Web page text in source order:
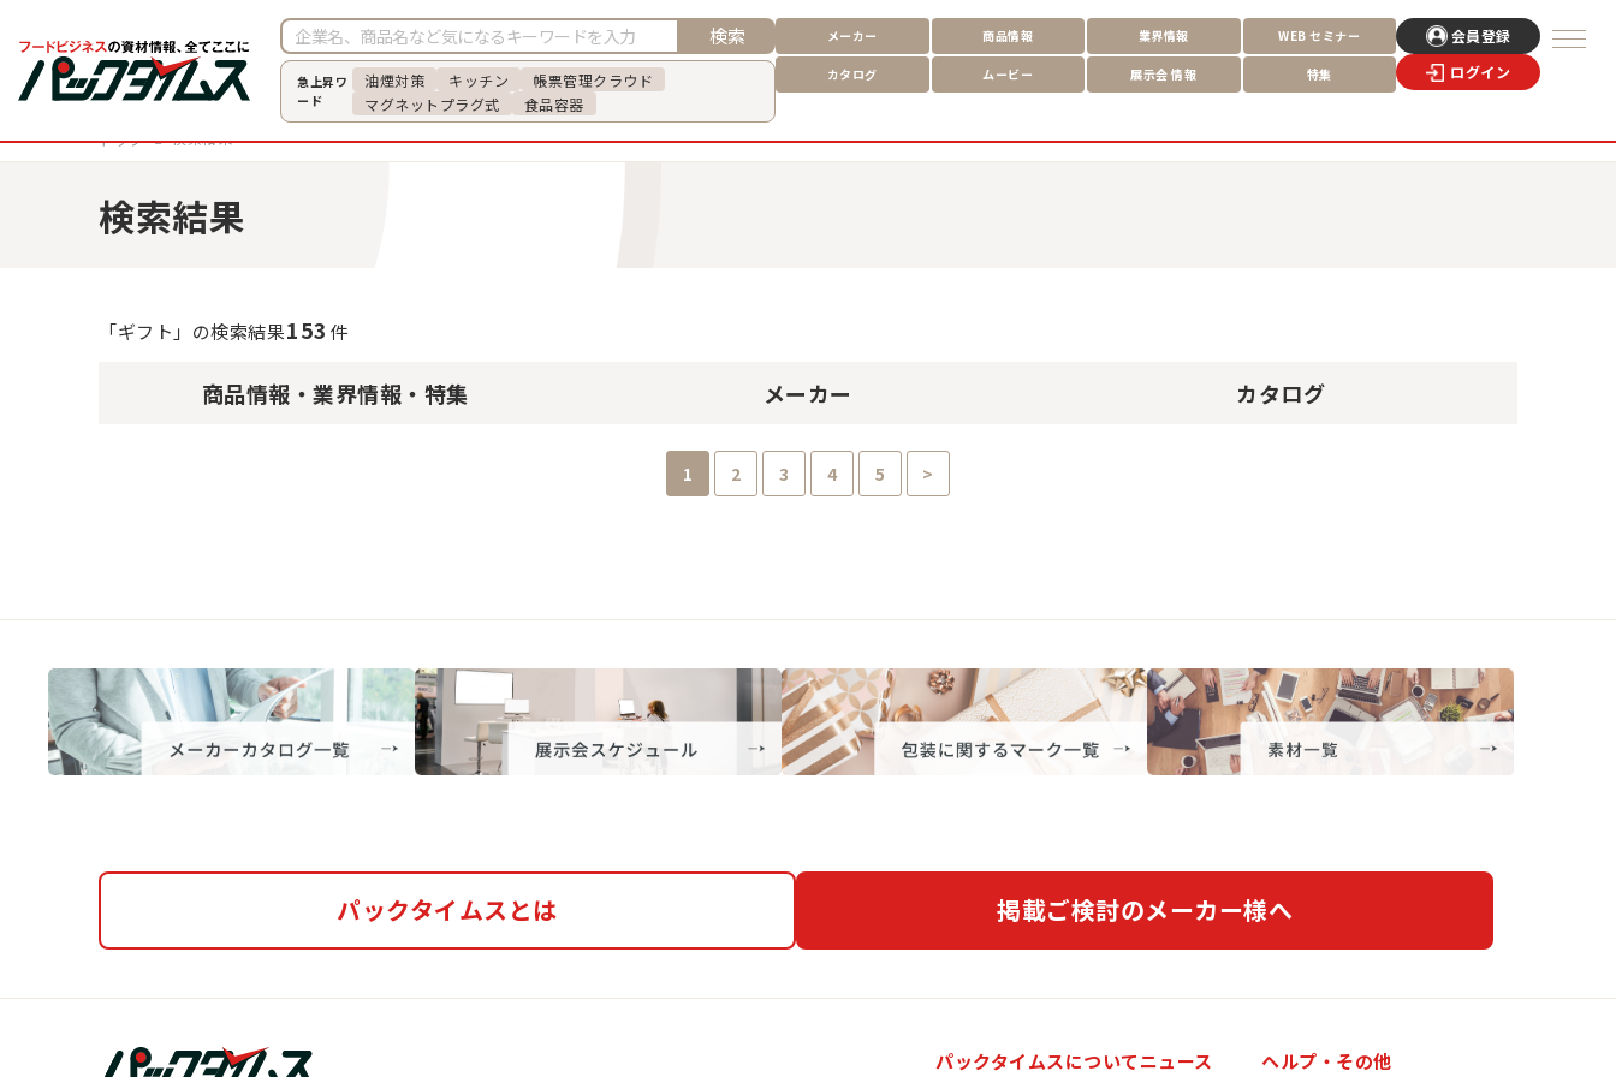
検索
急上昇ワ
ード
油煙対策 キッチン
帳票管理クラウド
マグネットプラグ式
食品容器
メーカー 商品情報 業界情報 WEB セミナー
カタログ ムービー 展示会 情報 特集
会員登録
ログイン
トップ 検索結果
検索結果
「ギフト」の検索結果153 件
商品情報 ・業界情報・特集 メーカー カタログ
1 2 3 4 5 >
パックタイムスとは 掲載ご検討のメーカー様へ
パックタイムスについてニュース ヘルプ・その他